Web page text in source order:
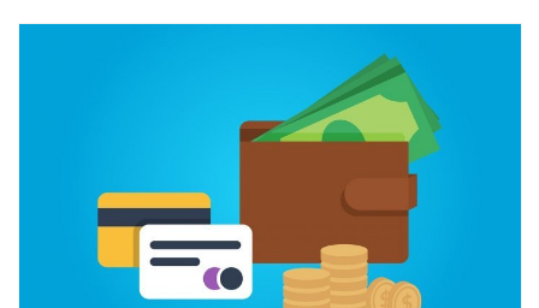
Смотреть проект